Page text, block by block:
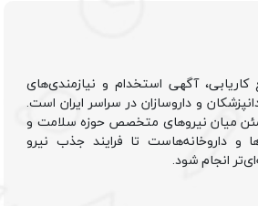
آگهی استخدام و نیازمندی‌های
و داروسازان در سراسر ایران است.
میان نیروهای متخصص حوزه سلامت و
و داروخانه‌هاست تا فرایند جذب نیرو
انجام شود.